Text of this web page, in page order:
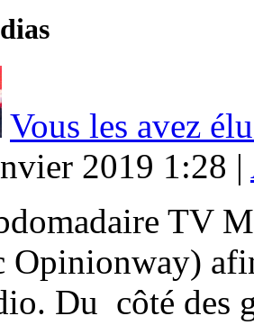
Vous les avez
2019 1:28 |
TV
Opinionway)
Du côté des